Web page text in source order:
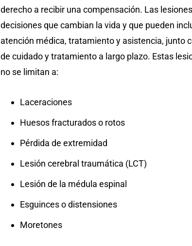
derecho a recibir una compensación. Las
decisiones que cambian la vida y que pueden
atención médica, tratamiento y asistencia, junto
de cuidado y tratamiento a largo plazo. Estas
no se limitan a:
Laceraciones
Huesos fracturados o rotos
Pérdida de extremidad
Lesión cerebral traumática (LCT)
Lesión de la médula espinal
Esguinces o distensiones
Moretones